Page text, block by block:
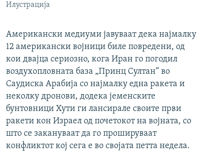
Илустрација
Американски медиуми јавуваат дека најмалку
12 американски војници биле повредени, од
кои двајца сериозно, кога Иран го погодил
воздухопловната база „Принц Султан“ во
Саудиска Арабија со најмалку една ракета и
неколку дронови, додека јеменските
бунтовници Хути ги лансирале своите први
ракети кон Израел од почетокот на војната, со
што се закануваат да го прошируваат
конфликтот кој сега е во својата петта недела.